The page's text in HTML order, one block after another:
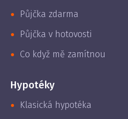
Půjčka zdarma
Půjčka v hotovosti
Co když mě zamítnou
Hypotéky
Klasická hypotéka